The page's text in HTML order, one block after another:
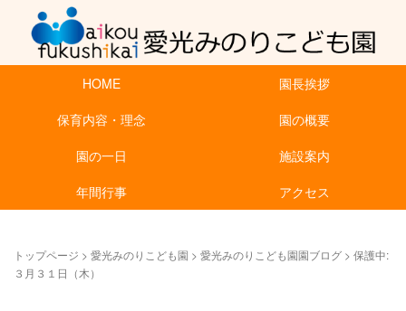
HOME
園長挨拶
保育内容・理念
園の概要
園の一日
施設案内
年間行事
アクセス
トップページ > 愛光みのりこども園 > 愛光みのりこども園園ブログ > 保護中:
３月３１日（木）